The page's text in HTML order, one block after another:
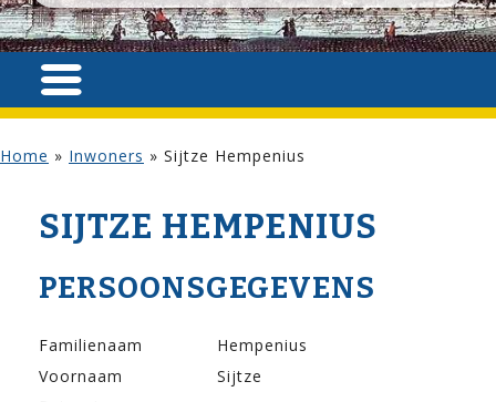
Home » Inwoners » Sijtze Hempenius
SIJTZE HEMPENIUS
PERSOONSGEGEVENS
Familienaam
Hempenius
Voornaam
Sijtze